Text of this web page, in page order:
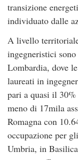
transizione
individuato dalle
A livello
ingegneristici
Lombardia, dove
laureati in
pari a quasi il
meno di 17mila
Romagna con
occupazione per
Umbria, in